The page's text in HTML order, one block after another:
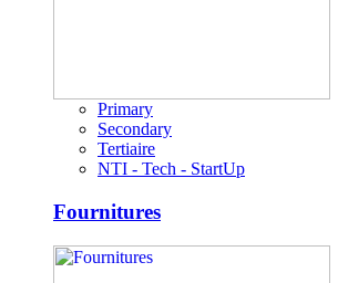
Primary
Secondary
Tertiaire
NTI - Tech - StartUp
Fournitures